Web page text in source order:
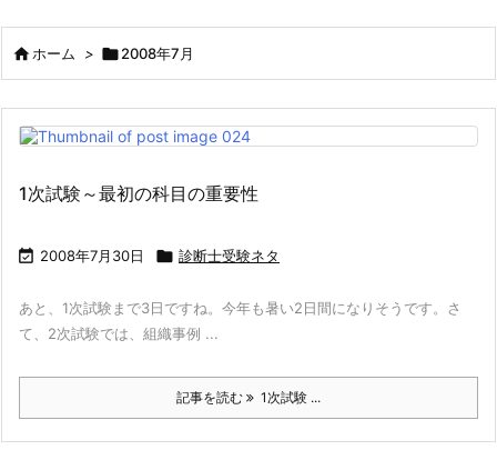


次へ

ホーム > 2008年7月
1次試験～最初の科目の重要性
 2008年7月30日  診断士受験ネタ
あと、1次試験まで3日ですね。今年も暑い2日間になりそうです。さ
て、2次試験では、組織事例 ...
記事を読む 1次試験 ...